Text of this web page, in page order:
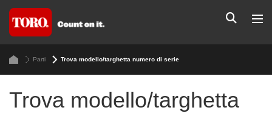
Parti Trova modello/targhetta numero di serie
Trova modello/targhetta